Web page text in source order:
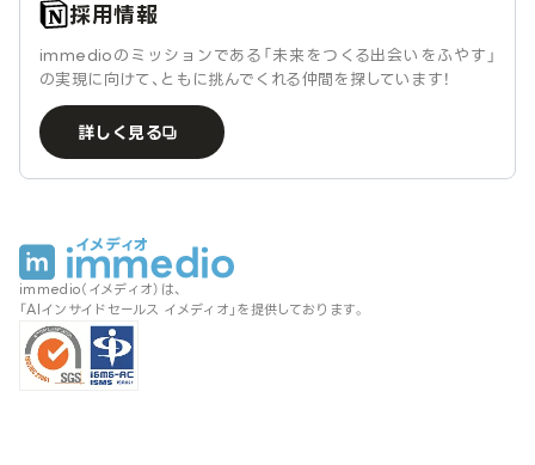
採用情報
immedioのミッションである「未来をつくる出会いをふやす」
の実現に向けて、ともに挑んでくれる仲間を探しています！
詳しく見る
immedio（イメディオ）は、
「AIインサイドセールス イメディオ」を提供しております。